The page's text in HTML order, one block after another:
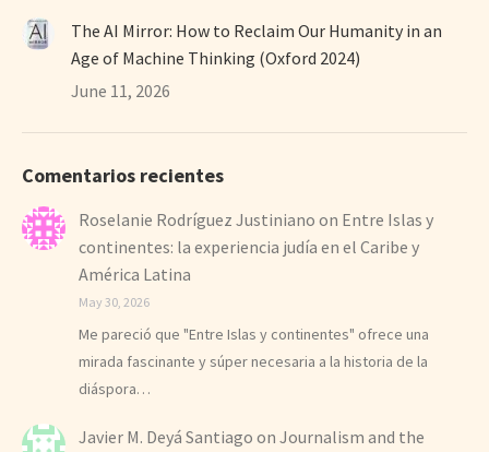
The AI Mirror: How to Reclaim Our Humanity in an
Age of Machine Thinking (Oxford 2024)
June 11, 2026
Comentarios recientes
Roselanie Rodríguez Justiniano on Entre Islas y
continentes: la experiencia judía en el Caribe y
América Latina
May 30, 2026
Me pareció que "Entre Islas y continentes" ofrece una
mirada fascinante y súper necesaria a la historia de la
diáspora…
Javier M. Deyá Santiago on Journalism and the